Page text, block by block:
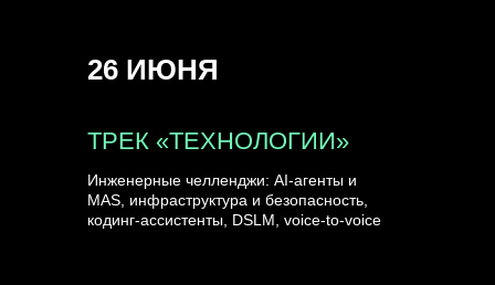
26 ИЮНЯ
Инженерные челленджи: AI-агенты и
MAS, инфраструктура и безопасность,
кодинг-ассистенты, DSLM, voice-to-voice
ТРЕК «ТЕХНОЛОГИИ»